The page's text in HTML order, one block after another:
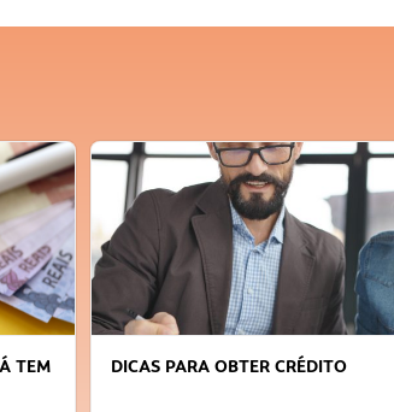
TEM
DICAS PARA OBTER CRÉDITO